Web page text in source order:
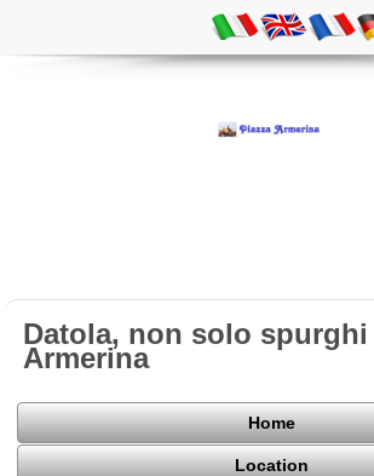
Datola, non solo spurghi
Armerina
Home
Location